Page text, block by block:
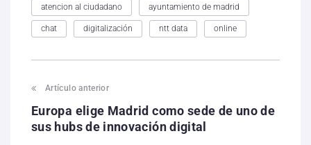
atencion al ciudadano ayuntamiento de madrid
chat digitalización ntt data online
Artículo anterior
Europa elige Madrid como sede de uno de
sus hubs de innovación digital